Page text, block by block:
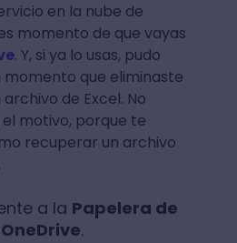
en la nube de
momento de que vayas
. Y, si ya lo usas, pudo
momento que eliminaste
de Excel. No
motivo, porque te
recuperar un archivo
a la Papelera de
.